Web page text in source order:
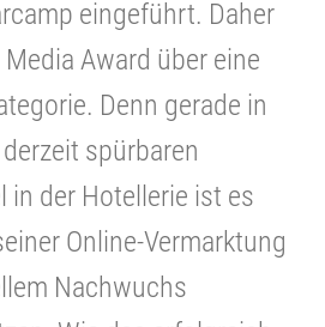
eingeführt. Daher
Award über eine
Denn gerade in
spürbaren
in der Hotellerie ist es
Online-Vermarktung
Nachwuchs